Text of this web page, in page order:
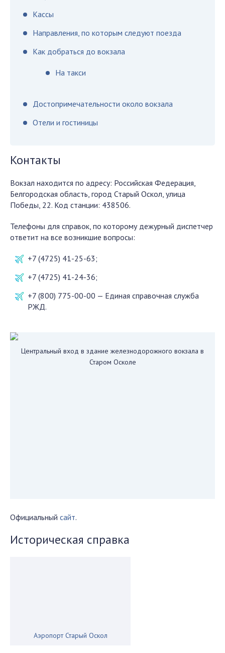
Кассы
Направления, по которым следуют поезда
Как добраться до вокзала
На такси
Достопримечательности около вокзала
Отели и гостиницы
Контакты
Вокзал находится по адресу: Российская Федерация,
Белгородская область, город Старый Оскол, улица
Победы, 22. Код станции: 438506.
Телефоны для справок, по которому дежурный диспетчер
ответит на все возникшие вопросы:
+7 (4725) 41-25-63;
+7 (4725) 41-24-36;
+7 (800) 775-00-00 — Единая справочная служба
РЖД.
Центральный вход в здание железнодорожного вокзала в
Старом Осколе
Официальный сайт.
Историческая справка
Аэропорт Старый Оскол